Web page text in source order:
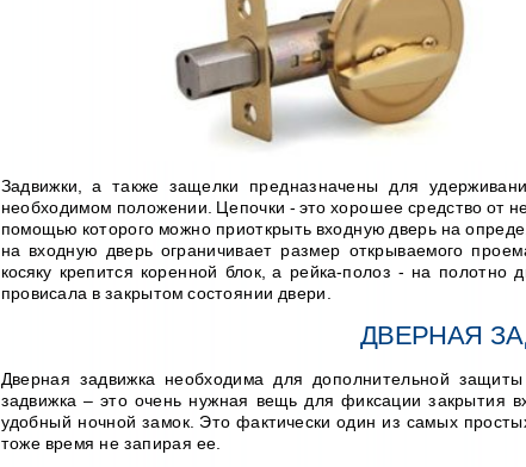
Задвижки, а также защелки предназначены для
необходимом положении. Цепочки - это хорошее средство от
помощью которого можно приоткрыть входную дверь на
на входную дверь ограничивает размер открываемого
косяку крепится коренной блок, а рейка-полоз - на
провисала в закрытом состоянии двери.
ДВЕРНАЯ
Дверная задвижка необходима для дополнительной
задвижка – это очень нужная вещь для фиксации закрытия
удобный ночной замок. Это фактически один из самых
тоже время не запирая ее.